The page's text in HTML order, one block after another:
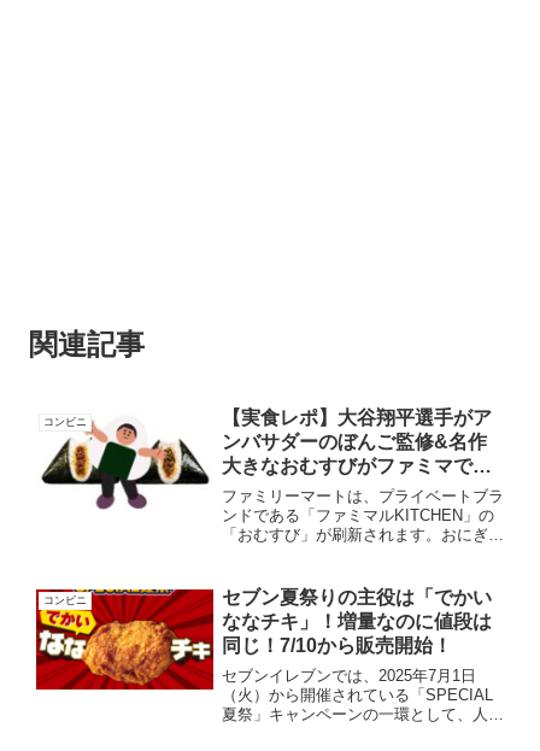
関連記事
コンビニ
【実食レポ】大谷翔平選手がア
ンバサダーのぼんご監修&名作
大きなおむすびがファミマで新
発売！
ファミリーマートは、プライベートブラ
ンドである「ファミマルKITCHEN」の
「おむすび」が刷新されます。おにぎり
ズの「名作」シリーズ「⼤きなおむす
び」2種類が2025...
コンビニ
セブン夏祭りの主役は「でかい
ななチキ」！増量なのに値段は
同じ！7/10から販売開始！
セブンイレブンでは、2025年7月1日
（火）から開催されている「SPECIAL
夏祭」キャンペーンの一環として、人気